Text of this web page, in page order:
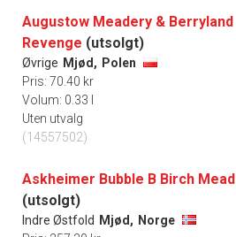
Augustow Meadery & Berryland
Revenge (utsolgt)
Øvrige Mjød, Polen
Pris: 70.40 kr
Volum: 0.33 l
Uten utvalg
(14557502)
Askheimer Bubble B Birch Mead
(utsolgt)
Indre Østfold Mjød, Norge